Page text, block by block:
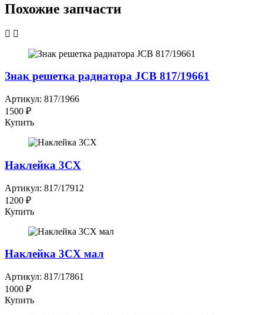
Похожие запчасти
Знак решетка радиатора JCB 817/19661
Артикул: 817/1966
1500 ₽
Купить
Наклейка 3СХ
Артикул: 817/17912
1200 ₽
Купить
Наклейка 3СХ мал
Артикул: 817/17861
1000 ₽
Купить